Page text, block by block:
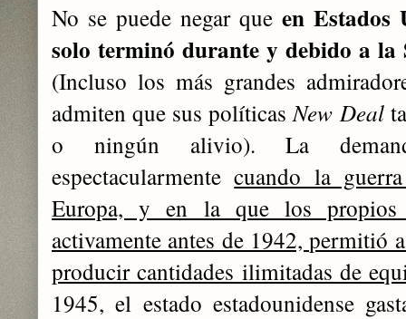
No se puede negar que en Estados
solo terminó durante y debido a
(Incluso los más grandes
admiten que sus políticasNew Deal
o ningún alivio). La
espectacularmentecuando la
Europa, y en la que los
activamente antes de 1942, permitió
producir cantidades ilimitadas de
1945, el estado estadounidense